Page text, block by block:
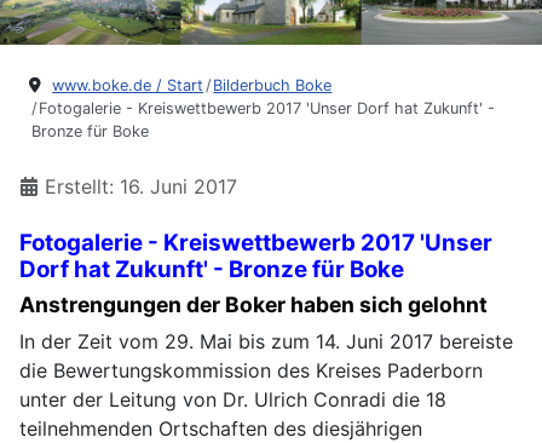
www.boke.de / Start
Bilderbuch Boke
Fotogalerie - Kreiswettbewerb 2017 'Unser Dorf hat Zukunft' -
Bronze für Boke
Fotogalerie - Kreiswettbewerb 2017 'Unser
Dorf hat Zukunft' - Bronze für Boke
Erstellt: 16. Juni 2017
Anstrengungen der Boker haben sich gelohnt
In der Zeit vom 29. Mai bis zum 14. Juni 2017 bereiste
die Bewertungskommission des Kreises Paderborn
unter der Leitung von Dr. Ulrich Conradi die 18
teilnehmenden Ortschaften des diesjährigen